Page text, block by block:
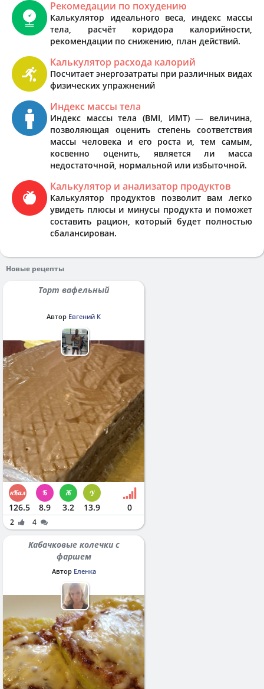
Рекомедации по похудению
Калькулятор идеального веса, индекс массы
тела, расчёт коридора калорийности,
рекомендации по снижению, план действий.
Калькулятор расхода калорий
Посчитает энергозатраты при различных видах
физических упражнений
Индекс массы тела
Индекс массы тела (BMI, ИМТ) — величина,
позволяющая оценить степень соответствия
массы человека и его роста и, тем самым,
косвенно оценить, является ли масса
недостаточной, нормальной или избыточной.
Калькулятор и анализатор продуктов
Калькулятор продуктов позволит вам легко
увидеть плюсы и минусы продукта и поможет
составить рацион, который будет полностью
сбалансирован.
Новые рецепты
Торт вафельный
Автор Евгений К
126.5 8.9 3.2 13.9 0
2 4
Кабачковые колечки с
фаршем
Автор Еленка